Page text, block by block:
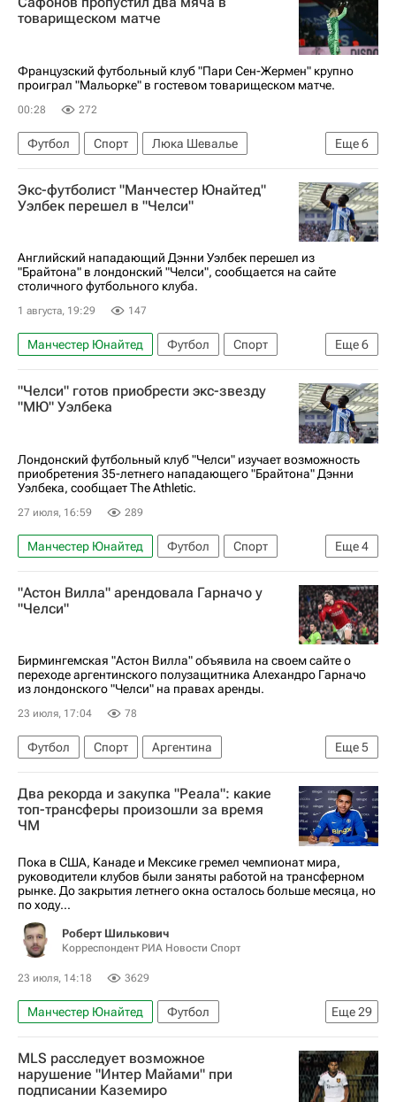
товарищеском матче
Французский футбольный клуб "Пари Сен-Жермен" крупно
проиграл "Мальорке" в гостевом товарищеском матче.
00:28 272
Еще6
Футбол Спорт
Люка Шевалье
Матвей Сафонов
Зиту Лувумбу
Мальорка
Пари Сен-Жермен (ПСЖ)
Экс-футболист "Манчестер Юнайтед"
Уэлбек перешел в "Челси"
Английский нападающий Дэнни Уэлбек перешел из
"Брайтона" в лондонский "Челси", сообщается на сайте
столичного футбольного клуба.
1 августа, 19:29 147
Еще6
Манчестер Юнайтед Футбол
Спорт
Англия
Дэнни Уэлбек
Брайтон энд Хоув Альбион
Челси
АПЛ 2026-2027 (Чемпионат Англии по футболу)
Трансферы в АПЛ
"Челси" готов приобрести экс-звезду
"МЮ" Уэлбека
Лондонский футбольный клуб "Челси" изучает возможность
приобретения 35-летнего нападающего "Брайтона" Дэнни
Уэлбека, сообщает The Athletic.
27 июля, 16:59 289
Еще4
Манчестер Юнайтед Футбол
Спорт
Англия
Дэнни Уэлбек
Челси
АПЛ 2026-2027 (Чемпионат Англии по футболу)
"Астон Вилла" арендовала Гарначо у
"Челси"
Бирмингемская "Астон Вилла" объявила на своем сайте о
переходе аргентинского полузащитника Алехандро Гарначо
из лондонского "Челси" на правах аренды.
23 июля, 17:04 78
Еще5
Футбол Спорт
Аргентина
Алехандро Гарначо
Унаи Эмери
Астон Вилла
Челси Спартак Москва
Два рекорда и закупка "Реала": какие
топ-трансферы произошли за время
ЧМ
Пока в США, Канаде и Мексике гремел чемпионат мира,
руководители клубов были заняты работой на трансферном
рынке. До закрытия летнего окна осталось больше месяца, но
по ходу...
Роберт Шилькович
Корреспондент РИА Новости Спорт
23 июля, 14:18 3629
Еще29
Манчестер Юнайтед
Футбол
Эллиот Андерсон
Сандро Тонали
Гонсалу Рамуш
Челси
Астон Вилла
Реал Мадрид
MLS расследует возможное
нарушение "Интер Майами" при
подписании Каземиро